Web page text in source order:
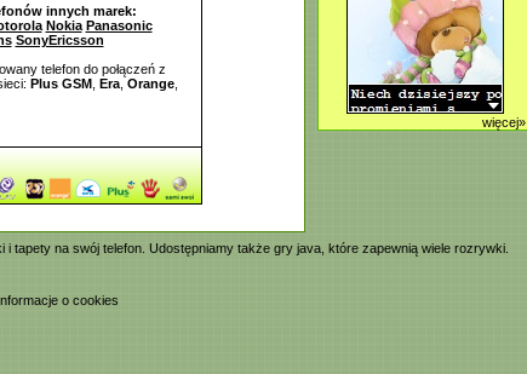
innych marek:
Nokia Panasonic
SonyEricsson
telefon do połączeń z
Plus GSM, Era, Orange,
więcej»
i tapety na swój telefon. Udostępniamy także gry java , które zapewnią wiele rozrywki.
o cookies